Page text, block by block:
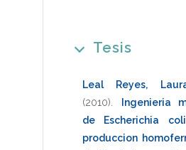
Tesis
Leal Reyes,
(2010)
Ingenieria
de Escherichia
produccion